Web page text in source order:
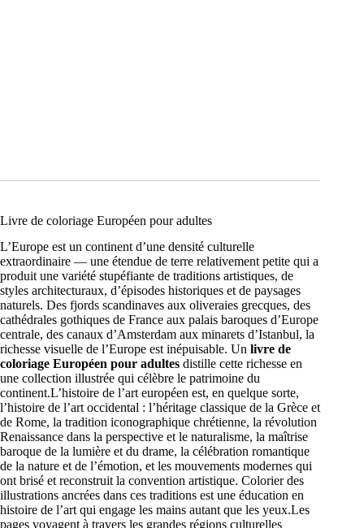
Livre de coloriage Européen pour adultes
L’Europe est un continent d’une densité culturelle
extraordinaire — une étendue de terre relativement petite qui a
produit une variété stupéfiante de traditions artistiques, de
styles architecturaux, d’épisodes historiques et de paysages
naturels. Des fjords scandinaves aux oliveraies grecques, des
cathédrales gothiques de France aux palais baroques d’Europe
centrale, des canaux d’Amsterdam aux minarets d’Istanbul, la
richesse visuelle de l’Europe est inépuisable. Un livre de
coloriage Européen pour adultes distille cette richesse en
une collection illustrée qui célèbre le patrimoine du
continent.L’histoire de l’art européen est, en quelque sorte,
l’histoire de l’art occidental : l’héritage classique de la Grèce et
de Rome, la tradition iconographique chrétienne, la révolution
Renaissance dans la perspective et le naturalisme, la maîtrise
baroque de la lumière et du drame, la célébration romantique
de la nature et de l’émotion, et les mouvements modernes qui
ont brisé et reconstruit la convention artistique. Colorier des
illustrations ancrées dans ces traditions est une éducation en
histoire de l’art qui engage les mains autant que les yeux.Les
pages voyagent à travers les grandes régions culturelles